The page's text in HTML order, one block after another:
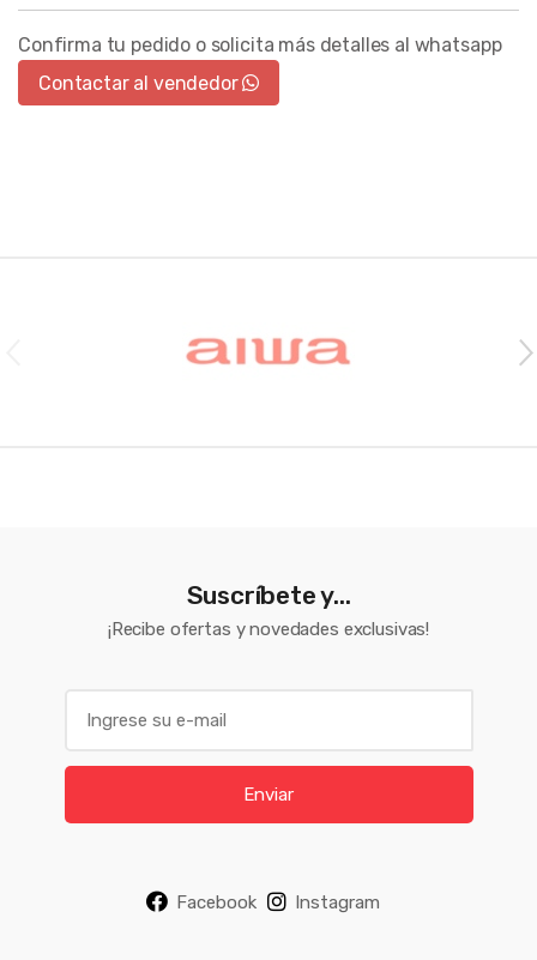
Confirma tu pedido o solicita más detalles al whatsapp
Contactar al vendedor
Suscríbete y...
¡Recibe ofertas y novedades exclusivas!
l
Enviar
Facebook Instagram